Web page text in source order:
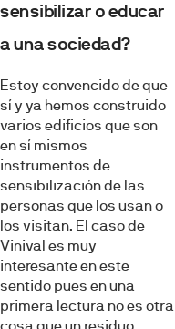
sensibilizar o educar
a una sociedad?
Estoy convencido de que
sí y ya hemos construido
varios edificios que son
en sí mismos
instrumentos de
sensibilización de las
personas que los usan o
los visitan. El caso de
Vinival es muy
interesante en este
sentido pues en una
primera lectura no es otra